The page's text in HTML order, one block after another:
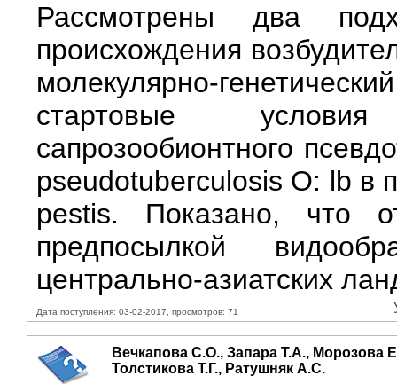
Рассмотрены два
происхождения
молекулярно-
стартовые
сапрозообионтного
pseudotuberculosis О: lb в
pestis. Показано, что
предпосылкой
центрально-азиатских
Дата поступления: 03-02-2017, просмотров: 71
Вечкапова С.О., Запара Т.А., Морозова
Толстикова Т.Г., Ратушняк А.С.